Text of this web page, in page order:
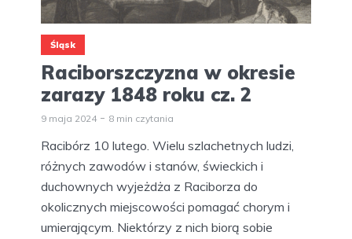
Śląsk
Raciborszczyzna w okresie
zarazy 1848 roku cz. 2
9 maja 2024 8 min czytania
Racibórz 10 lutego. Wielu szlachetnych ludzi,
różnych zawodów i stanów, świeckich i
duchownych wyjeżdża z Raciborza do
okolicznych miejscowości pomagać chorym i
umierającym. Niektórzy z nich biorą sobie